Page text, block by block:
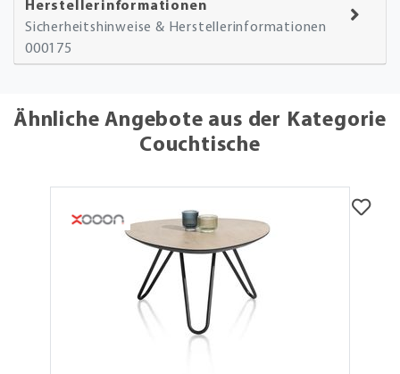
Herstellerinformationen
Sicherheitshinweise & Herstellerinformationen
000175
Ähnliche Angebote aus der Kategorie
Couchtische